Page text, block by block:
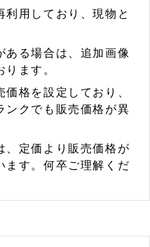
利用しており、現物と
ある場合は、追加画像
ます。
価格を設定しており、
ンクでも販売価格が異
、定価より販売価格が
ます。何卒ご理解くだ